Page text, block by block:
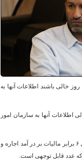
داعی درباره اینکه چه خانه‌هایی به عنوان خانه خالی مشمول مالیات می‌شوند، افزود: همه خانه‌هایی که بیش از ۱۲۰ روز خالی باشند اطلاعات آنها به
اطلاعات آنها به سازمان امور
مدیر کل راه و شهرسازی استان درباره میزان مالیات خانه‌های خالی هم گفت: بر اساس قانون در سال اول معادل ۶ برابر مالیات بر در آمد اجاره و